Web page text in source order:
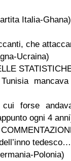
Italia-Ghana)
che
Ucraina)
forse
ogni 4
tedesco…
Polonia)